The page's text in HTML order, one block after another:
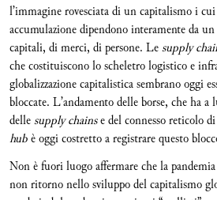
l’immagine rovesciata di un capitalismo i
accumulazione dipendono interamente da
capitali, di merci, di persone. Lesupply
che costituiscono lo scheletro logistico e
globalizzazione capitalistica sembrano oggi
bloccate. L’andamento delle borse, che ha a
dellesupply chainse del connesso reticolo
hubè oggi costretto a registrare questo
Non è fuori luogo affermare che la
non ritorno nello sviluppo del capitalismo